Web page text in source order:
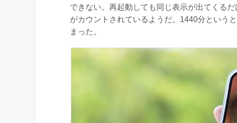
できない。再起動しても同じ表示が出てくる
がカウントされているようだ。1440分という
まった。